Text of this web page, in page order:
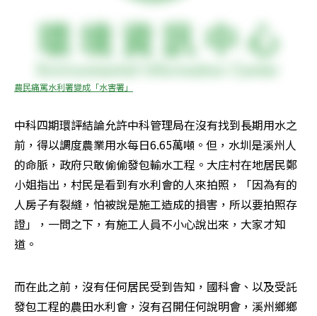
農民痛罵水利署變成「水害署」
中科四期環評結論允許中科管理局在沒有找到長期用水之
前，得以調度農業用水每日6.65萬噸。但，水圳是溪州人
的命脈，政府只敢偷偷發包輸水工程。大庄村在地居民鄭
小姐指出，村民是看到有水利會的人來拍照，「因為有的
人房子有裂縫，怕被說是施工造成的損害，所以要拍照存
證」，一問之下，有施工人員不小心說出來，大家才知
道。
而在此之前，沒有任何居民受到告知，國科會、以及受託
發包工程的農田水利會，沒有召開任何說明會，溪州鄉鄉